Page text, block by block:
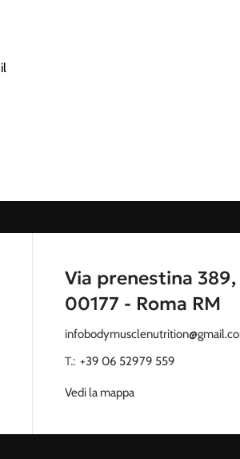
Via prenestina 389,
00177 - Roma RM
T.:‭ +39 06 52979 559
Vedi la mappa